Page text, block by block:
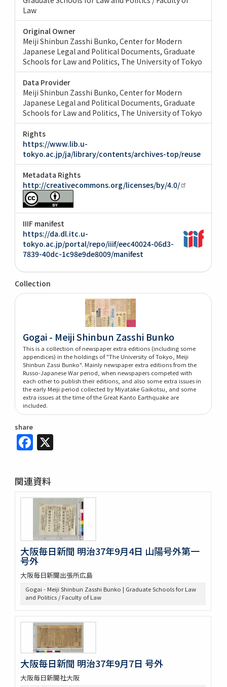
Law
Original Owner
Meiji Shinbun Zasshi Bunko, Center for Modern
Japanese Legal and Political Documents, Graduate
Schools for Law and Politics, The University of Tokyo
Data Provider
Meiji Shinbun Zasshi Bunko, Center for Modern
Japanese Legal and Political Documents, Graduate
Schools for Law and Politics, The University of Tokyo
Rights
https://www.lib.u-
tokyo.ac.jp/ja/library/contents/archives-top/reuse
Metadata Rights
http://creativecommons.org/licenses/by/4.0/
IIIF manifest
https://da.dl.itc.u-
tokyo.ac.jp/portal/repo/iiif/eec40024-06d3-
7839-40dc-1c98e9de8009/manifest
Collection
Gogai - Meiji Shinbun Zasshi Bunko
This is a collection of newspaper extra editions (including some
appendices) in the holdings of "The University of Tokyo, Meiji
Shinbun Zassi Bunko". Mainly newspaper extra editions from the
Russo-Japanese War period, when newspapers competed with
each other to publish their editions, and also some extra issues in
the early Meiji period collected by Miyatake Gaikotsu, and some
extra issues at the time of the Great Kanto Earthquake are
included.
share
Facebook
関連資料
大阪毎日新聞 明治37年9月4日 山陽号外第一
号外
大阪毎日新聞出張所広島
Gogai - Meiji Shinbun Zasshi Bunko | Graduate Schools for Law
and Politics / Faculty of Law
大阪毎日新聞 明治37年9月7日 号外
大阪毎日新聞社大阪